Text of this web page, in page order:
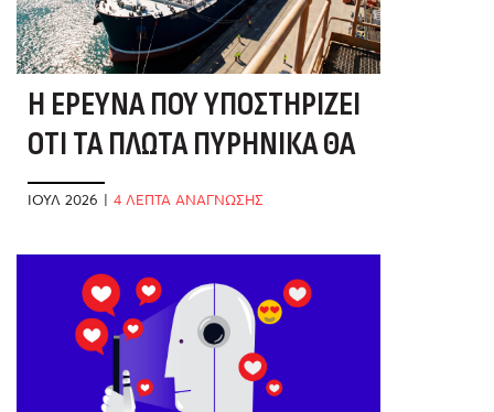
Η ΈΡΕΥΝΑ ΠΟΥ ΥΠΟΣΤΗΡΊΖΕΙ
ΌΤΙ ΤΑ ΠΛΩΤΆ ΠΥΡΗΝΙΚΆ ΘΑ
ΣΏΣΟΥΝ ΤΑ ΕΛΛΗΝΙΚΆ ΝΗΣΙΆ
ΙΟΎΛ 2026 | 4 ΛΕΠΤΑ ΑΝΑΓΝΩΣΗΣ